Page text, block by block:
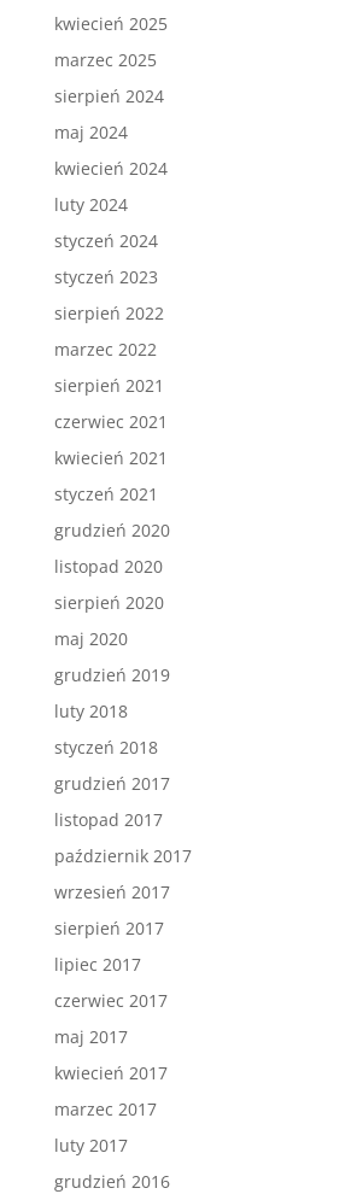
kwiecień 2025
marzec 2025
sierpień 2024
maj 2024
kwiecień 2024
luty 2024
styczeń 2024
styczeń 2023
sierpień 2022
marzec 2022
sierpień 2021
czerwiec 2021
kwiecień 2021
styczeń 2021
grudzień 2020
listopad 2020
sierpień 2020
maj 2020
grudzień 2019
luty 2018
styczeń 2018
grudzień 2017
listopad 2017
październik 2017
wrzesień 2017
sierpień 2017
lipiec 2017
czerwiec 2017
maj 2017
kwiecień 2017
marzec 2017
luty 2017
grudzień 2016